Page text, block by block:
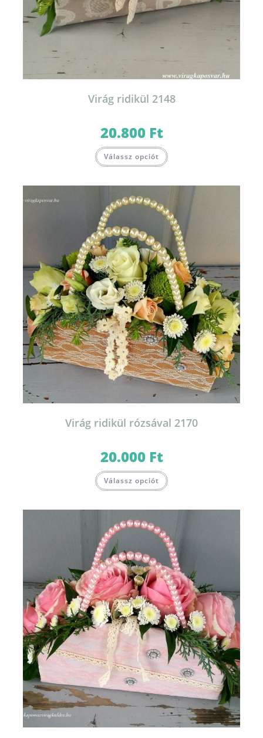
Virág ridikül 2148
20.800 Ft
Válassz opciót
Virág ridikül rózsával 2170
20.000 Ft
Válassz opciót